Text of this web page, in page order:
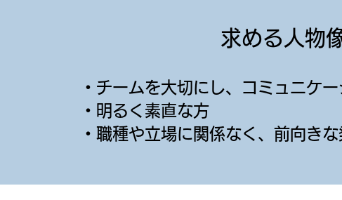
求める人物
・チームを大切にし、コミュニケ
・明るく素直な方
・職種や立場に関係なく、前向き